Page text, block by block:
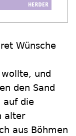
Wünsche
und
den Sand
auf die
alter
aus Böhmen